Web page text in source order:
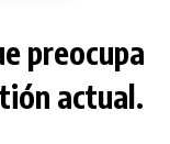
preocupa
actual.